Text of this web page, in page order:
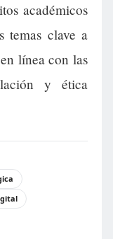
académicos
temas clave a
línea con las
y ética